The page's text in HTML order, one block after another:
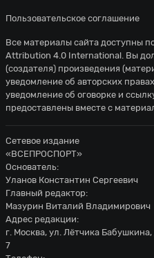
Пользовательское соглашение
Все материалы сайта доступны
Attribution 4.0 International. Вы
(создателя) произведения
уведомление об авторских
уведомление об оговорке и
предоставлены вместе с
Сетевое издание
«ВСЕПРОСПОРТ»
Основатель:
Уланов Константин Сергеевич
Главный редактор:
Мазурин Виталий Владимирович
Адрес редакции:
г. Москва, ул. Лётчика
7